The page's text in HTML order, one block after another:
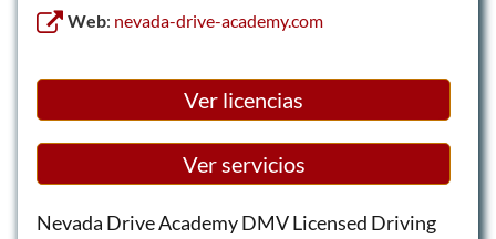
Web: nevada-drive-academy.com
Ver licencias
Ver servicios
Nevada Drive Academy DMV Licensed Driving